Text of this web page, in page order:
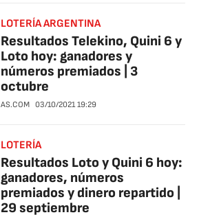
LOTERÍA ARGENTINA
Resultados Telekino, Quini 6 y
Loto hoy: ganadores y
números premiados | 3
octubre
AS.COM 03/10/2021 19:29
LOTERÍA
Resultados Loto y Quini 6 hoy:
ganadores, números
premiados y dinero repartido |
29 septiembre